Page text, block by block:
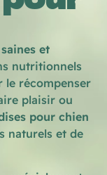
et
nutritionnels
le récompenser
plaisir ou
pour chien
naturels et de